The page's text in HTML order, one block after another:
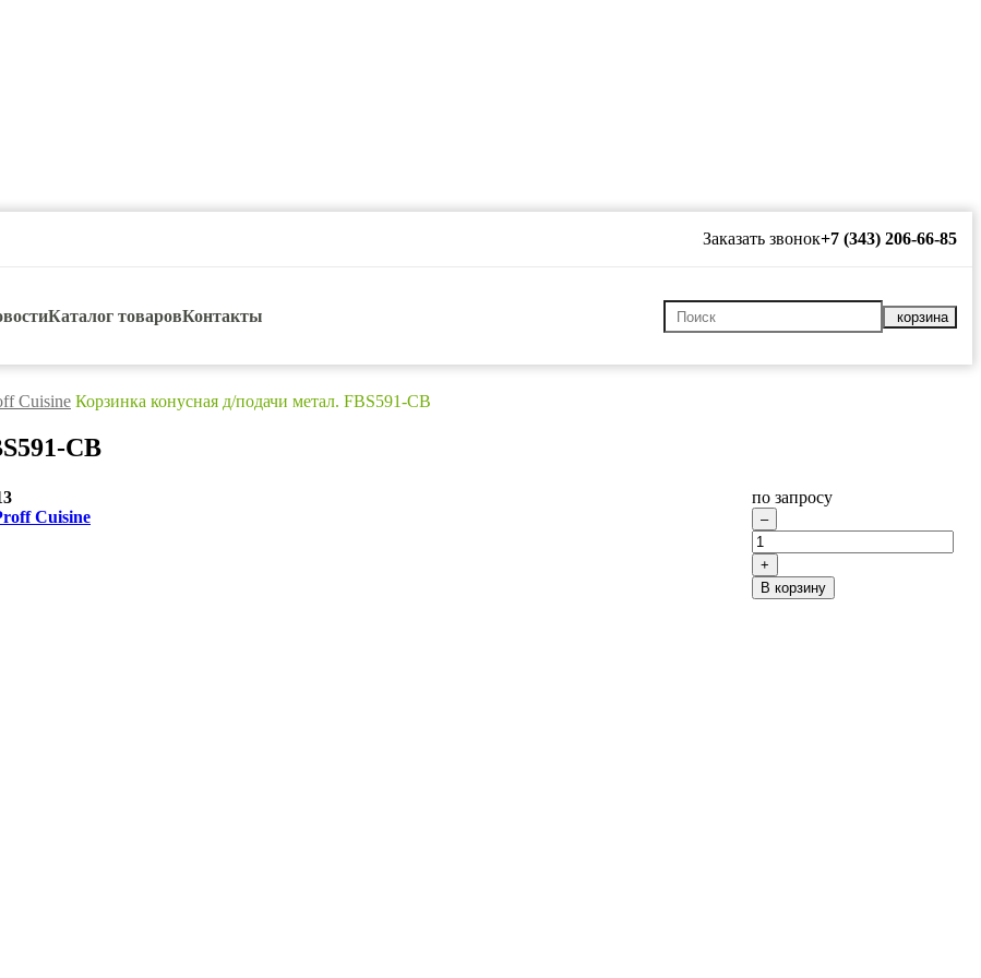
Заказать звонок+7 (343) 206-66-85
Каталог товаровКонтакты корзина
Cuisine Корзинка конусная д/подачи метал. FBS591-CB
CB
Cuisine
по запросу
В корзину